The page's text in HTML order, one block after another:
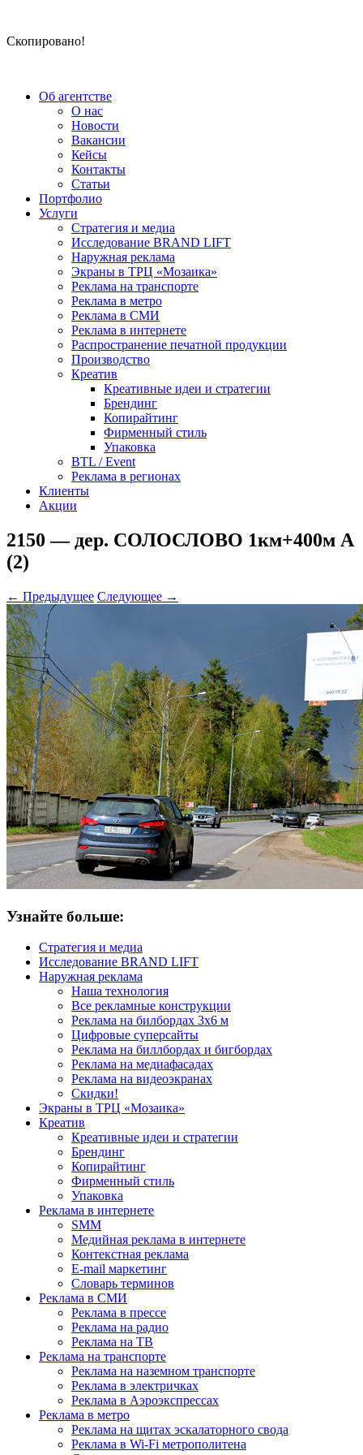
Скопировано!
Об агентстве
О нас
Новости
Вакансии
Кейсы
Контакты
Статьи
Портфолио
Услуги
Стратегия и медиа
Исследование BRAND LIFT
Наружная реклама
Экраны в ТРЦ «Мозаика»
Реклама на транспорте
Реклама в метро
Реклама в СМИ
Реклама в интернете
Распространение печатной продукции
Производство
Креатив
Креативные идеи и стратегии
Брендинг
Копирайтинг
Фирменный стиль
Упаковка
BTL / Event
Реклама в регионах
Клиенты
Акции
2150 — дер. СОЛОСЛОВО 1км+400м А
(2)
← Предыдущее Следующее →
Узнайте больше:
Стратегия и медиа
Исследование BRAND LIFT
Наружная реклама
Наша технология
Все рекламные конструкции
Реклама на билбордах 3х6 м
Цифровые суперсайты
Реклама на биллбордах и бигбордах
Реклама на медиафасадах
Реклама на видеоэкранах
Скидки!
Экраны в ТРЦ «Мозаика»
Креатив
Креативные идеи и стратегии
Брендинг
Копирайтинг
Фирменный стиль
Упаковка
Реклама в интернете
SMM
Медийная реклама в интернете
Контекстная реклама
E-mail маркетинг
Словарь терминов
Реклама в СМИ
Реклама в прессе
Реклама на радио
Реклама на ТВ
Реклама на транспорте
Реклама на наземном транспорте
Реклама в электричках
Реклама в Аэроэкспрессах
Реклама в метро
Реклама на щитах эскалаторного свода
Реклама в Wi-Fi метрополитена